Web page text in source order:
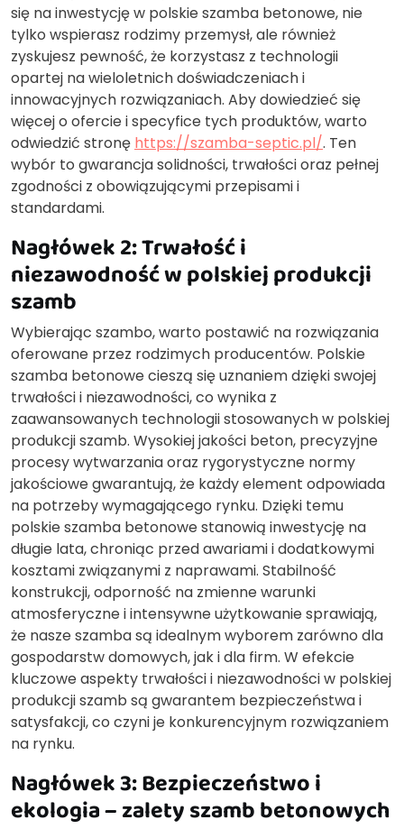
się na inwestycję w polskie szamba betonowe, nie
tylko wspierasz rodzimy przemysł, ale również
zyskujesz pewność, że korzystasz z technologii
opartej na wieloletnich doświadczeniach i
innowacyjnych rozwiązaniach. Aby dowiedzieć się
więcej o ofercie i specyfice tych produktów, warto
odwiedzić stronę https://szamba-septic.pl/. Ten
wybór to gwarancja solidności, trwałości oraz pełnej
zgodności z obowiązującymi przepisami i
standardami.
Nagłówek 2: Trwałość i
niezawodność w polskiej produkcji
szamb
Wybierając szambo, warto postawić na rozwiązania
oferowane przez rodzimych producentów. Polskie
szamba betonowe cieszą się uznaniem dzięki swojej
trwałości i niezawodności, co wynika z
zaawansowanych technologii stosowanych w polskiej
produkcji szamb. Wysokiej jakości beton, precyzyjne
procesy wytwarzania oraz rygorystyczne normy
jakościowe gwarantują, że każdy element odpowiada
na potrzeby wymagającego rynku. Dzięki temu
polskie szamba betonowe stanowią inwestycję na
długie lata, chroniąc przed awariami i dodatkowymi
kosztami związanymi z naprawami. Stabilność
konstrukcji, odporność na zmienne warunki
atmosferyczne i intensywne użytkowanie sprawiają,
że nasze szamba są idealnym wyborem zarówno dla
gospodarstw domowych, jak i dla firm. W efekcie
kluczowe aspekty trwałości i niezawodności w polskiej
produkcji szamb są gwarantem bezpieczeństwa i
satysfakcji, co czyni je konkurencyjnym rozwiązaniem
na rynku.
Nagłówek 3: Bezpieczeństwo i
ekologia – zalety szamb betonowych